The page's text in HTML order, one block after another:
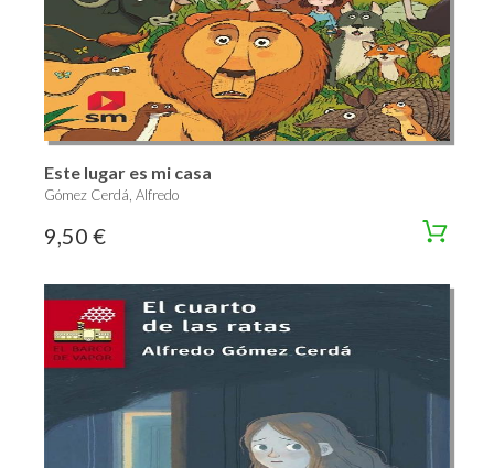
Este lugar es mi casa
Gómez Cerdá, Alfredo
9,50 €